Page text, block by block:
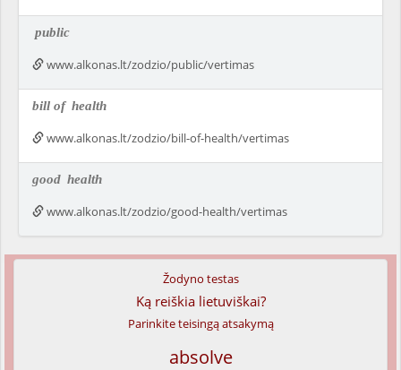
public
www.alkonas.lt/zodzio/public/vertimas
bill of health
www.alkonas.lt/zodzio/bill-of-health/vertimas
good health
www.alkonas.lt/zodzio/good-health/vertimas
Žodyno testas
Ką reiškia lietuviškai?
Parinkite teisingą atsakymą
absolve